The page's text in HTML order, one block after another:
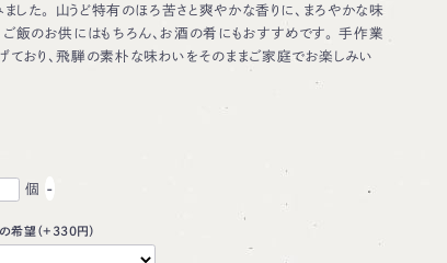
した。 山うど特有のほろ苦さと爽やかな香りに、まろやかな味
飯のお供にはもちろん、お酒の肴にもおすすめです。 手作業
おり、飛騨の素朴な味わいをそのままご家庭でお楽しみい
個 -
希望（+330円）